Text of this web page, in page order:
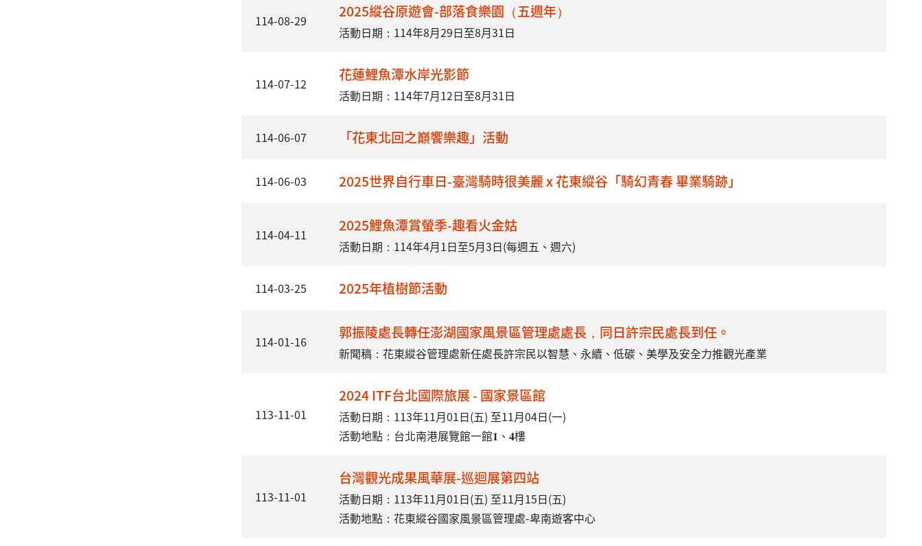
114-08-29 2025縱谷原遊會-部落食樂園（五週年）
活動日期：114年8月29日至8月31日
114-07-12 花蓮鯉魚潭水岸光影節
活動日期：114年7月12日至8月31日
114-06-07 「花東北回之巔饗樂趣」活動
114-06-03 2025世界自行車日-臺灣騎時很美麗 x 花東縱谷「騎幻青春 畢業騎跡」
114-04-11 2025鯉魚潭賞螢季-趣看火金姑
活動日期：114年4月1日至5月3日(每週五、週六)
114-03-25 2025年植樹節活動
114-01-16 郭振陵處長轉任澎湖國家風景區管理處處長，同日許宗民處長到任。
新聞稿： 花東縱谷管理處新任處長許宗民以智慧、永續、低碳、美學及安全力推觀光產業
113-11-01
2024 ITF台北國際旅展 - 國家景區館
活動日期：113年11月01日(五) 至11月04日(一)
活動地點：台北南港展覽館一館𝟏、𝟒樓
113-11-01
台灣觀光成果風華展-巡迴展第四站
活動日期：113年11月01日(五) 至11月15日(五)
活動地點：花東縱谷國家風景區管理處-卑南遊客中心